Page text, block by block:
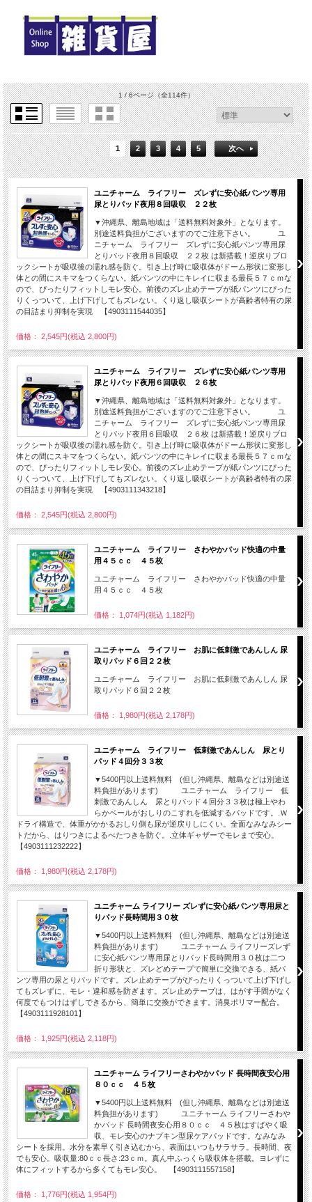
1 / 6ページ（全114件）
1 2 3 4 5 次へ
ユニチャーム ライフリー ズレずに安心紙パンツ専用
尿とりパッド夜用８回吸収 ２２枚
▼沖縄県、離島地域は「送料無料対象外」となります。
別途送料負担がございますのでご注意下さい。 ユ
ニチャーム ライフリー ズレずに安心紙パンツ専用尿
とりパッド夜用８回吸収 ２２枚 は新搭載！逆戻りブロ
ックシートが吸収後の濡れ感を防ぐ。引き上げ時に吸収体がドーム形状に変形し
体との間にスキマをつくらない。紙パンツの中にキレイに収まる最長５７ｃｍな
ので、ぴったりフィットしモレ安心。前後のズレ止めテープが紙パンツにぴった
りくっついて、上げ下げしてもズレない。くり返し吸収シートが高齢者特有の尿
の目詰まり抑制を実現 【4903111544035】
価格： 2,545円(税込 2,800円)
ユニチャーム ライフリー ズレずに安心紙パンツ専用
尿とりパッド夜用６回吸収 ２６枚
▼沖縄県、離島地域は「送料無料対象外」となります。
別途送料負担がございますのでご注意下さい。 ユ
ニチャーム ライフリー ズレずに安心紙パンツ専用尿
とりパッド夜用６回吸収 ２６枚 は新搭載！逆戻りブロ
ックシートが吸収後の濡れ感を防ぐ。引き上げ時に吸収体がドーム形状に変形し
体との間にスキマをつくらない。紙パンツの中にキレイに収まる最長５７ｃｍな
ので、ぴったりフィットしモレ安心。前後のズレ止めテープが紙パンツにぴった
りくっついて、上げ下げしてもズレない。くり返し吸収シートが高齢者特有の尿
の目詰まり抑制を実現 【4903111343218】
価格： 2,545円(税込 2,800円)
ユニチャーム ライフリー さわやかパッド快適の中量
用４５ｃｃ ４５枚
ユニチャーム ライフリー さわやかパッド快適の中量
用４５ｃｃ ４５枚
価格： 1,074円(税込 1,182円)
ユニチャーム ライフリー お肌に低刺激であんしん 尿
取りパッド６回２２枚
ユニチャーム ライフリー お肌に低刺激であんしん 尿
取りパッド６回２２枚
価格： 1,980円(税込 2,178円)
ユニチャーム ライフリー 低刺激であんしん 尿とり
パッド４回分３３枚
▼5400円以上送料無料 (但し沖縄県、離島などは別途送
料負担があります) ユニチャーム ライフリー 低
刺激であんしん 尿とりパッド４回分３３枚は極上やわ
らかベールがおしりのこすれを低減するパッドです。.Ｗ
ドライ構造で、体重がかかるおしり側も尿が逆戻りしにくい。全面なみなみシー
トだから、はりつきによるべたつきを防ぐ。.立体ギャザーでモレまで安心。
【4903111232222】
価格： 1,980円(税込 2,178円)
ユニチャーム ライフリー ズレずに安心紙パンツ専用尿と
りパッド長時間用３０枚
▼5400円以上送料無料 (但し沖縄県、離島などは別途送
料負担があります) ユニチャーム ライフリーズレず
に安心紙パンツ専用尿とりパッド長時間用３０枚は二つ
折り形状と、ズレどめテープで簡単に交換できる、紙パ
ンツ専用の尿とりパッドです。ズレ止めテープがぴったりくっついて上げ下げし
てもズレずに、モレ・違和感を防ぎます。ズレ止めテープは、はがす手間がなく
何度でもつけはずしできるから、簡単に交換ができます。消臭ポリマー配合。
【4903111928101】
価格： 1,925円(税込 2,118円)
ユニチャーム ライフリーさわやかパッド 長時間夜安心用
８０ｃｃ ４５枚
▼5400円以上送料無料 (但し沖縄県、離島などは別途送
料負担があります) ユニチャーム ライフリーさわや
かパッド 長時間夜安心用８０ｃｃ ４５枚はすばやく吸
収、モレ安心のナプキン型尿ケアパッドです。なみなみ
シートを採用。水分を素早く引き込むから、表面はいつもサラサラ。長時間、夜
でも安心。吸収量:80ｃｃ長さ:23ｃｍ。真ん中ふっくら吸収体を搭載。ヨレずに
体にフィットするから多くてもモレ安心。 【4903111557158】
価格： 1,776円(税込 1,954円)